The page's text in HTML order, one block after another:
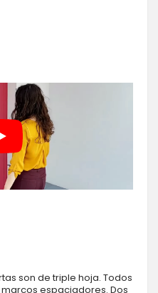
son de triple hoja. Todos
espaciadores. Dos